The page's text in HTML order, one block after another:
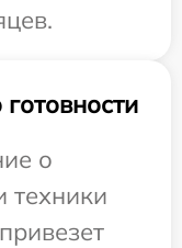
о
техники